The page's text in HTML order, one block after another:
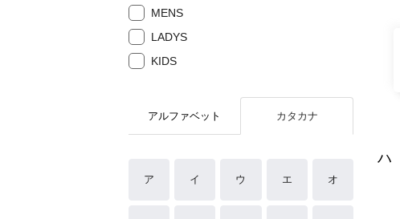
MENS
LADYS
KIDS
アルファベット カタカナ
ア イ ウ エ オ
ハ